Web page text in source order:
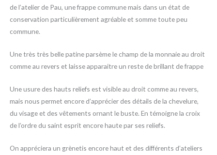
de l’atelier de Pau, une frappe commune mais dans un état de
conservation particulièrement agréable et somme toute peu
commune.
Une très très belle patine parsème le champ de la monnaie au droit
comme au revers et laisse apparaitre un reste de brillant de frappe
Une usure des hauts reliefs est visible au droit comme au revers,
mais nous permet encore d’apprécier des détails de la chevelure,
du visage et des vêtements ornant le buste. En témoigne la croix
de l’ordre du saint esprit encore haute par ses reliefs.
On appréciera un grènetis encore haut et des différents d’ateliers